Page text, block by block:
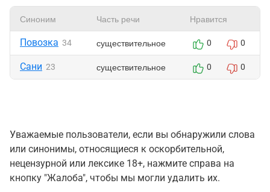
Синоним Часть речи Нравится
Повозка 34 существительное 0 0
Сани 23 существительное 0 0
Уважаемые пользователи, если вы обнаружили слова
или синонимы, относящиеся к оскорбительной,
нецензурной или лексике 18+, нажмите справа на
кнопку "Жалоба", чтобы мы могли удалить их.